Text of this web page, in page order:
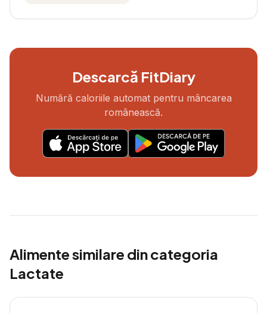
Descarcă FitDiary
Numără caloriile automat pentru mâncarea
românească.
Alimente similare din categoria
Lactate